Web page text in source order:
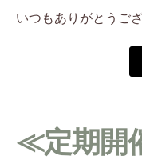
いつもありがとうご
≪定期開